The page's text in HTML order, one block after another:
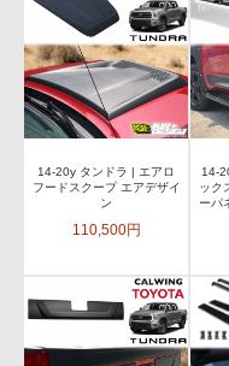
14-20y タンドラ | エアロ
フードスクープ エアデザイ
ン
110,500円
14-
ック
ーパ